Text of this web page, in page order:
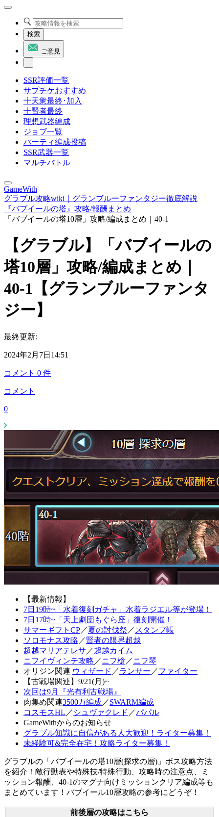
検索
ご意見
SSR評価一覧
サプチケおすすめ
十天衆最終･加入
十賢者最終
理想武器編成
ジョブ一覧
パーティ編成投稿
SSR武器一覧
マルチバトル
GameWith
グラブル攻略wiki｜グランブルーファンタジー徹底解説
『バブイールの塔』攻略/報酬まとめ
「バブイールの塔10層」攻略/編成まとめ｜40-1
【グラブル】「バブイールの
塔10層」攻略/編成まとめ｜
40-1【グランブルーファンタ
ジー】
最終更新:
2024年2月7日14:51
コメント 0 件
コメント
0
【最新情報】
7日19時~「水着復刻ガチャ」水着ラジエル等が登場！
7日17時~「天上劇団もぐら座」復刻開催！
サマーギフトCP／夏の討伐祭 ／ スタンプ帳
ソロモナス攻略 ／賢者の限界超越
超越マリアテレサ ／超越カイム
ニフイヴィンテ攻略 ／ニフ槍 ／ニフ琴
オリジン関連 ウィザード ／ランサー ／ファイター
【古戦場関連】9/21(月)~
次回は9月『光有利古戦場』
肉集め関連3500万編成／SWARM編成
コスモスHL ／ シュヴァクレド ／パパル
GameWithからのお知らせ
グラブル知識に自信がある人大歓迎！ライター募集！
未経験可&完全在宅！攻略ライター募集！
グラブルの「バブイールの塔10層(探求の層)」ボス攻略方法
を紹介！敵行動表や特殊技/特殊行動、攻略時の注意点、ミ
ッション報酬、40-1のマグナ向けミッションクリア編成等も
まとめています！バブイール10層攻略の参考にどうぞ！
前後層の攻略はこちら